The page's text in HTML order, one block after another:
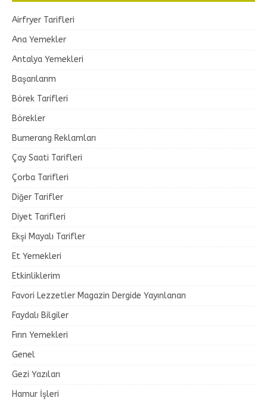
Airfryer Tarifleri
Ana Yemekler
Antalya Yemekleri
Başarılarım
Börek Tarifleri
Börekler
Bumerang Reklamları
Çay Saati Tarifleri
Çorba Tarifleri
Diğer Tarifler
Diyet Tarifleri
Ekşi Mayalı Tarifler
Et Yemekleri
Etkinliklerim
Favori Lezzetler Magazin Dergide Yayınlanan
Faydalı Bilgiler
Fırın Yemekleri
Genel
Gezi Yazıları
Hamur İşleri